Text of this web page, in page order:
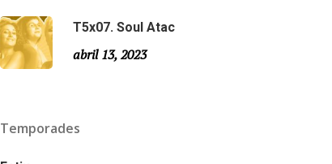
T5x07. Soul Atac
abril 13, 2023
Temporades